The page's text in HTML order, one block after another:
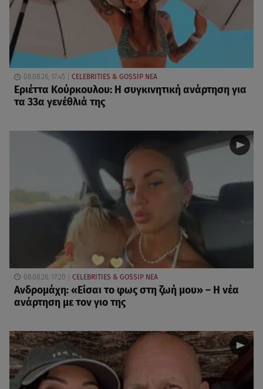
08.08.26, 17:45 CELEBRITIES & GOSSIP ΝΕΑ
Εριέττα Κούρκουλου: Η συγκινητική ανάρτηση για
τα 33α γενέθλιά της
08.08.26, 17:20 CELEBRITIES & GOSSIP ΝΕΑ
Ανδρομάχη: «Είσαι το φως στη ζωή μου» – Η νέα
ανάρτηση με τον γιο της